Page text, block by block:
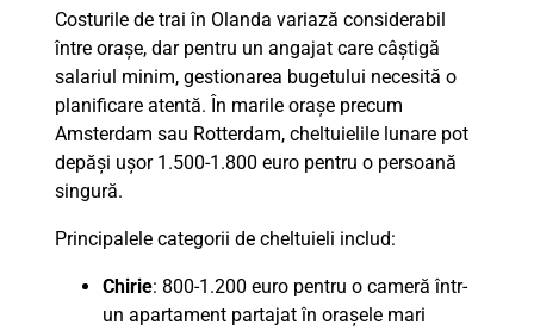
Costurile de trai în Olanda variază considerabil
între orașe, dar pentru un angajat care câștigă
salariul minim, gestionarea bugetului necesită o
planificare atentă. În marile orașe precum
Amsterdam sau Rotterdam, cheltuielile lunare pot
depăși ușor 1.500-1.800 euro pentru o persoană
singură.
Principalele categorii de cheltuieli includ:
Chirie: 800-1.200 euro pentru o cameră într-
un apartament partajat în orașele mari